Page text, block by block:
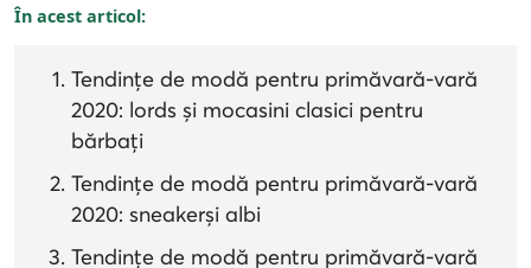
În acest articol:
Tendințe de modă pentru primăvară-vară
2020: lords și mocasini clasici pentru
bărbați
Tendințe de modă pentru primăvară-vară
2020: sneakerși albi
Tendințe de modă pentru primăvară-vară